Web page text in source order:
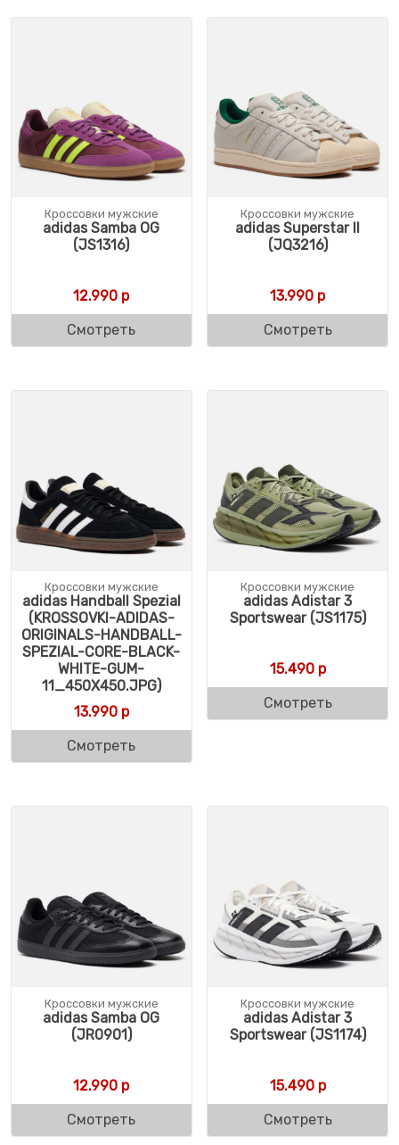
Кроссовки мужские
adidas Samba OG
(JS1316)
12.990 р
Смотреть
Кроссовки мужские
adidas Superstar II
(JQ3216)
13.990 р
Смотреть
Кроссовки мужские
adidas Handball Spezial
(KROSSOVKI-ADIDAS-
ORIGINALS-HANDBALL-
SPEZIAL-CORE-BLACK-
WHITE-GUM-
11_450X450.JPG)
13.990р
Смотреть
Кроссовки мужские
adidas Adistar 3
Sportswear (JS1175)
15.490р
Смотреть
Кроссовки мужские
adidas Samba OG
(JR0901)
12.990 р
Смотреть
Кроссовки мужские
adidas Adistar 3
Sportswear (JS1174)
15.490р
Смотреть